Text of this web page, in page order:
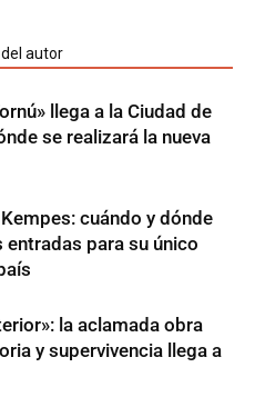
del autor
llega a la Ciudad de
se realizará la nueva
cuándo y dónde
entradas para su único
la aclamada obra
y supervivencia llega a